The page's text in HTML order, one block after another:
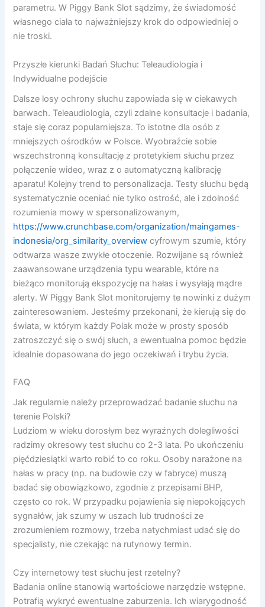
parametru. W Piggy Bank Slot sądzimy, że świadomość
własnego ciała to najważniejszy krok do odpowiedniej o
nie troski.
Przyszłe kierunki Badań Słuchu: Teleaudiologia i
Indywidualne podejście
Dalsze losy ochrony słuchu zapowiada się w ciekawych
barwach. Teleaudiologia, czyli zdalne konsultacje i badania,
staje się coraz popularniejsza. To istotne dla osób z
mniejszych ośrodków w Polsce. Wyobraźcie sobie
wszechstronną konsultację z protetykiem słuchu przez
połączenie wideo, wraz z o automatyczną kalibrację
aparatu! Kolejny trend to personalizacja. Testy słuchu będą
systematycznie oceniać nie tylko ostrość, ale i zdolność
rozumienia mowy w spersonalizowanym,
https://www.crunchbase.com/organization/maingames-
indonesia/org_similarity_overview cyfrowym szumie, który
odtwarza wasze zwykłe otoczenie. Rozwijane są również
zaawansowane urządzenia typu wearable, które na
bieżąco monitorują ekspozycję na hałas i wysyłają mądre
alerty. W Piggy Bank Slot monitorujemy te nowinki z dużym
zainteresowaniem. Jesteśmy przekonani, że kierują się do
świata, w którym każdy Polak może w prosty sposób
zatroszczyć się o swój słuch, a ewentualna pomoc będzie
idealnie dopasowana do jego oczekiwań i trybu życia.
FAQ
Jak regularnie należy przeprowadzać badanie słuchu na
terenie Polski?
Ludziom w wieku dorosłym bez wyraźnych dolegliwości
radzimy okresowy test słuchu co 2-3 lata. Po ukończeniu
pięćdziesiątki warto robić to co roku. Osoby narażone na
hałas w pracy (np. na budowie czy w fabryce) muszą
badać się obowiązkowo, zgodnie z przepisami BHP,
często co rok. W przypadku pojawienia się niepokojących
sygnałów, jak szumy w uszach lub trudności ze
zrozumieniem rozmowy, trzeba natychmiast udać się do
specjalisty, nie czekając na rutynowy termin.
Czy internetowy test słuchu jest rzetelny?
Badania online stanowią wartościowe narzędzie wstępne.
Potrafią wykryć ewentualne zaburzenia. Ich wiarygodność